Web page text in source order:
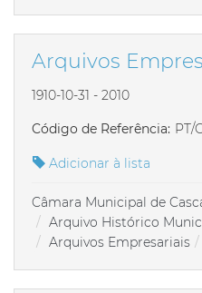
Arquivos
1910-10-31 - 2010
Código de Referência: PT/
Adicionar à lista
Câmara Municipal de
Arquivo Histórico
Arquivos Empresariais